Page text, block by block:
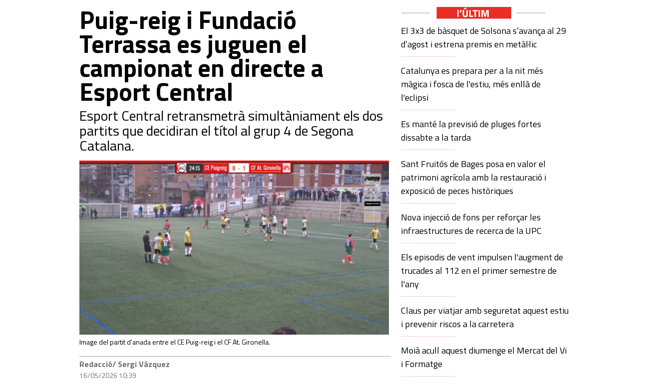
Puig-reig i Fundació
Terrassa es juguen el
campionat en directe a
Esport Central
Esport Central retransmetrà simultàniament els dos
partits que decidiran el títol al grup 4 de Segona
Catalana.
Image del partit d'anada entre el CE Puig-reig i el CF At. Gironella.
Redacció/ Sergi Vázquez
16/05/2026 10:39
El 3x3 de bàsquet de Solsona s’avança al 29
d’agost i estrena premis en metàl·lic
Catalunya es prepara per a la nit més
màgica i fosca de l'estiu, més enllà de
l'eclipsi
Es manté la previsió de pluges fortes
dissabte a la tarda
Sant Fruitós de Bages posa en valor el
patrimoni agrícola amb la restauració i
exposició de peces històriques
Nova injecció de fons per reforçar les
infraestructures de recerca de la UPC
Els episodis de vent impulsen l'augment de
trucades al 112 en el primer semestre de
l'any
Claus per viatjar amb seguretat aquest estiu
i prevenir riscos a la carretera
Moià acull aquest diumenge el Mercat del Vi
i Formatge